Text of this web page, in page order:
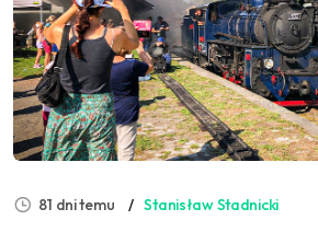
81 dni temu Stanisław Stadnicki